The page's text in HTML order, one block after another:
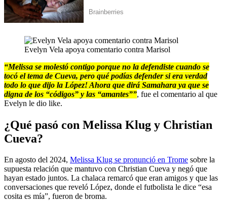
Evelyn Vela apoya comentario contra Marisol
“Melissa se molestó contigo porque no la defendiste cuando se
tocó el tema de Cueva, pero qué podías defender si era verdad
todo lo que dijo la López! Ahora que dirá Samahara ya que se
digna de los “códigos” y las “amantes””, fue el comentario al que
Evelyn le dio like.
¿Qué pasó con Melissa Klug y Christian
Cueva?
En agosto del 2024, Melissa Klug se pronunció en Trome sobre la
supuesta relación que mantuvo con Christian Cueva y negó que
hayan estado juntos. La chalaca remarcó que eran amigos y que las
conversaciones que reveló López, donde el futbolista le dice “esa
cosita es mía”, fueron de broma.